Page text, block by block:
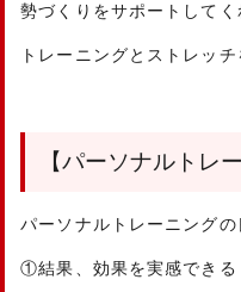
勢づくりをサポートしてく
トレーニングとストレッ
【パーソナルトレ
パーソナルトレーニング
①結果、効果を実感できる